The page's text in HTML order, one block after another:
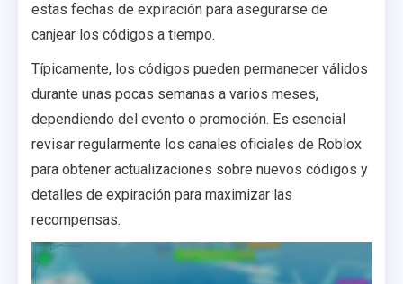
estas fechas de expiración para asegurarse de
canjear los códigos a tiempo.
Típicamente, los códigos pueden permanecer válidos
durante unas pocas semanas a varios meses,
dependiendo del evento o promoción. Es esencial
revisar regularmente los canales oficiales de Roblox
para obtener actualizaciones sobre nuevos códigos y
detalles de expiración para maximizar las
recompensas.